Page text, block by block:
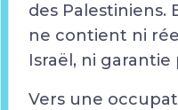
des Palestiniens.
ne contient ni
Israël, ni
Vers une